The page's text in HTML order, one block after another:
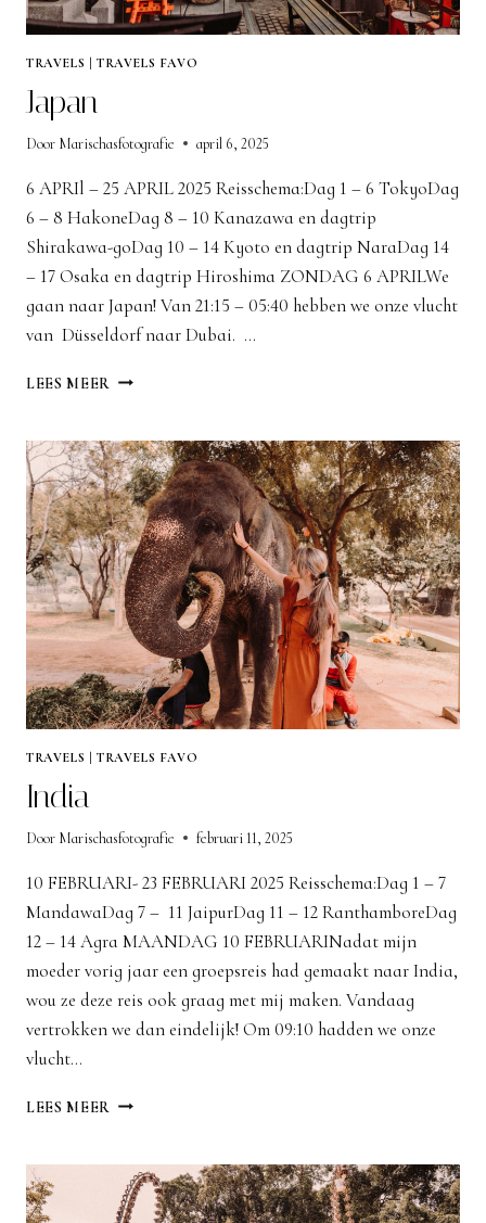
TRAVELS TRAVELS FAVO
Japan
Door Marischasfotografie april 6, 2025
6 APRIl – 25 APRIL 2025 Reisschema:Dag 1 – 6 TokyoDag
6 – 8 HakoneDag 8 – 10 Kanazawa en dagtrip
Shirakawa-goDag 10 – 14 Kyoto en dagtrip NaraDag 14
– 17 Osaka en dagtrip Hiroshima ZONDAG 6 APRILWe
gaan naar Japan! Van 21:15 – 05:40 hebben we onze vlucht
van Düsseldorf naar Dubai. …
LEES MEER JAPAN
TRAVELS TRAVELS FAVO
India
Door Marischasfotografie februari 11, 2025
10 FEBRUARI- 23 FEBRUARI 2025 Reisschema:Dag 1 – 7
MandawaDag 7 – 11 JaipurDag 11 – 12 RanthamboreDag
12 – 14 Agra MAANDAG 10 FEBRUARINadat mijn
moeder vorig jaar een groepsreis had gemaakt naar India,
wou ze deze reis ook graag met mij maken. Vandaag
vertrokken we dan eindelijk! Om 09:10 hadden we onze
vlucht…
LEES MEER INDIA